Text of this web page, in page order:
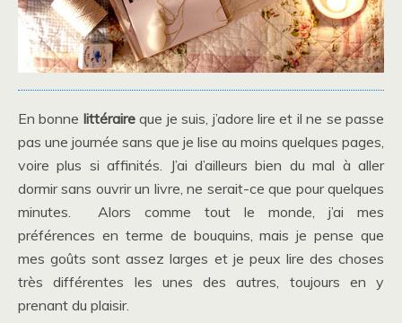
En bonne littéraireque je suis, j’adore lire et il ne se passe
pas une journée sans que je lise au moins quelques pages,
voire plus si affinités. J’ai d’ailleurs bien du mal à aller
dormir sans ouvrir un livre, ne serait-ce que pour quelques
minutes. Alors comme tout le monde, j’ai mes
préférences en terme de bouquins, mais je pense que
mes goûts sont assez larges et je peux lire des choses
très différentes les unes des autres, toujours en y
prenant du plaisir.